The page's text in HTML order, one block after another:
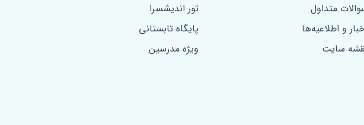
متداول
و اطلاعیه‌ها
سایت
تور اندیشسرا
پایگاه تابستانی
ویژه مدرسین